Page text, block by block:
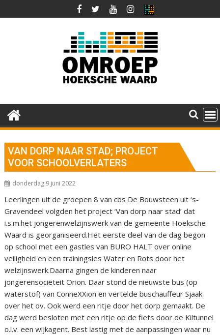
naar
VAN DORP NAAR STAD; PROJECT
VOOR SCHOOLVERLATERS
donderdag 9 juni 2022
Leerlingen uit de groepen 8 van cbs De Bouwsteen uit ‘s-
Gravendeel volgden het project ‘Van dorp naar stad’ dat
i.s.m.het jongerenwelzijnswerk van de gemeente Hoeksche
Waard is georganiseerd.Het eerste deel van de dag begon
op school met een gastles van BURO HALT over online
veiligheid en een trainingsles Water en Rots door het
welzijnswerk.Daarna gingen de kinderen naar
jongerensociëteit Orion. Daar stond de nieuwste bus (op
waterstof) van ConneXXion en vertelde buschauffeur Sjaak
over het ov. Ook werd een ritje door het dorp gemaakt. De
dag werd besloten met een ritje op de fiets door de Kiltunnel
o.l.v. een wijkagent. Best lastig met de aanpassingen waar nu